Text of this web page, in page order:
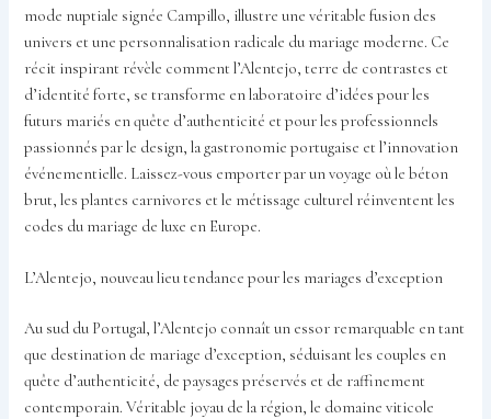
mode nuptiale signée Campillo, illustre une véritable fusion des
univers et une personnalisation radicale du mariage moderne. Ce
récit inspirant révèle comment l’Alentejo, terre de contrastes et
d’identité forte, se transforme en laboratoire d’idées pour les
futurs mariés en quête d’authenticité et pour les professionnels
passionnés par le design, la gastronomie portugaise et l’innovation
événementielle. Laissez-vous emporter par un voyage où le béton
brut, les plantes carnivores et le métissage culturel réinventent les
codes du mariage de luxe en Europe.
L’Alentejo, nouveau lieu tendance pour les mariages d’exception
Au sud du Portugal, l’Alentejo connaît un essor remarquable en tant
que destination de mariage d’exception, séduisant les couples en
quête d’authenticité, de paysages préservés et de raffinement
contemporain. Véritable joyau de la région, le domaine viticole